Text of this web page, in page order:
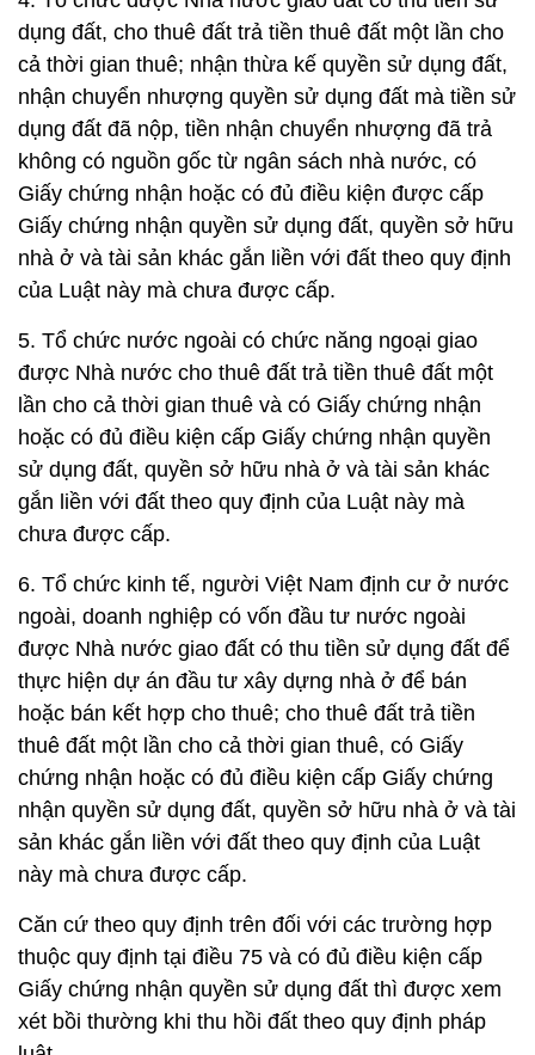
dụng đất, cho thuê đất trả tiền thuê đất một lần cho
cả thời gian thuê; nhận thừa kế quyền sử dụng đất,
nhận chuyển nhượng quyền sử dụng đất mà tiền sử
dụng đất đã nộp, tiền nhận chuyển nhượng đã trả
không có nguồn gốc từ ngân sách nhà nước, có
Giấy chứng nhận hoặc có đủ điều kiện được cấp
Giấy chứng nhận quyền sử dụng đất, quyền sở hữu
nhà ở và tài sản khác gắn liền với đất theo quy định
của Luật này mà chưa được cấp.
5. Tổ chức nước ngoài có chức năng ngoại giao
được Nhà nước cho thuê đất trả tiền thuê đất một
lần cho cả thời gian thuê và có Giấy chứng nhận
hoặc có đủ điều kiện cấp Giấy chứng nhận quyền
sử dụng đất, quyền sở hữu nhà ở và tài sản khác
gắn liền với đất theo quy định của Luật này mà
chưa được cấp.
6. Tổ chức kinh tế, người Việt Nam định cư ở nước
ngoài, doanh nghiệp có vốn đầu tư nước ngoài
được Nhà nước giao đất có thu tiền sử dụng đất để
thực hiện dự án đầu tư xây dựng nhà ở để bán
hoặc bán kết hợp cho thuê; cho thuê đất trả tiền
thuê đất một lần cho cả thời gian thuê, có Giấy
chứng nhận hoặc có đủ điều kiện cấp Giấy chứng
nhận quyền sử dụng đất, quyền sở hữu nhà ở và tài
sản khác gắn liền với đất theo quy định của Luật
này mà chưa được cấp.
Căn cứ theo quy định trên đối với các trường hợp
thuộc quy định tại điều 75 và có đủ điều kiện cấp
Giấy chứng nhận quyền sử dụng đất thì được xem
xét bồi thường khi thu hồi đất theo quy định pháp